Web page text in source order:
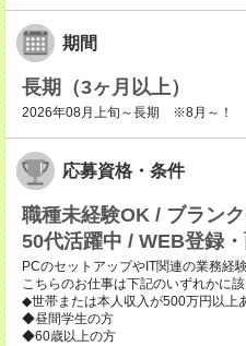
期間
長期（3ヶ月以上）
2026年08月上旬～長期 ※8月～！
応募資格・条件
職種未経験OK / ブラン
50代活躍中 / WEB登録
PCのセットアップやIT関連の業務経
こちらのお仕事は下記のいずれかに
◆世帯または本人収入が500万円以上
◆昼間学生の方
◆60歳以上の方